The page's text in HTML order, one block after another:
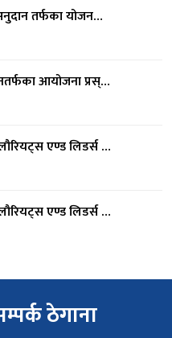
तर्फका योजन…
आयोजना प्रस्…
एण्ड लिडर्स …
एण्ड लिडर्स …
ठेगाना